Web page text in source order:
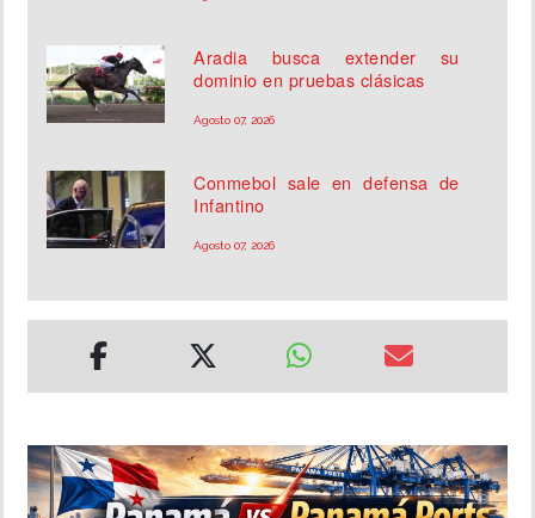
Aradia busca extender su
dominio en pruebas clásicas
Agosto 07, 2026
Conmebol sale en defensa de
Infantino
Agosto 07, 2026